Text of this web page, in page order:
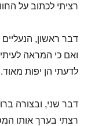
רציתי לכתוב על
דבר ראשון,
ואם כי המראה
לדעתי הן יפות מאוד.
דבר שני, ובצורה
רצתי בערך אותו